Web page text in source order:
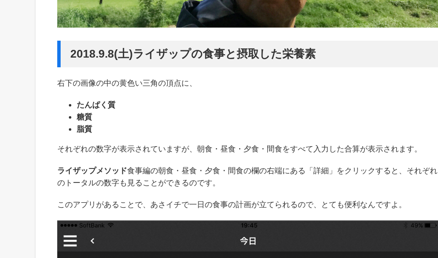
2018.9.8(土)ライザップの食事と摂取した栄養素
右下の画像の中の黄色い三角の頂点に、
たんぱく質
糖質
脂質
それぞれの数字が表示されていますが、朝食・昼食・夕食・間食をすべて入力した合算が表示されます。
ライザップメソッド食事編の朝食・昼食・夕食・間食の欄の右端にある「詳細」をクリックすると、それぞれ
のトータルの数字も見ることができるのです。
このアプリがあることで、あさイチで一日の食事の計画が立てられるので、とても便利なんですよ。